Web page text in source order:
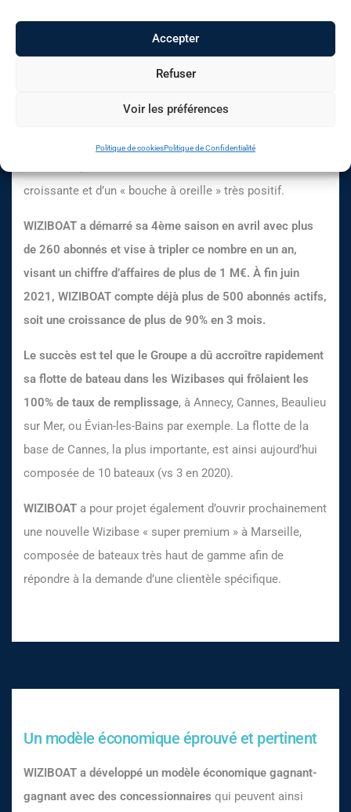
Accepter
Refuser
Voir les préférences
Politique de cookiesPolitique de Confidentialité
membres en 3 mois)
WIZIBOAT entre désormais dans une phase active de
croissante et d’un « bouche à oreille » très positif.
WIZIBOAT a démarré sa 4ème saison en avril avec plus
de 260 abonnés et vise à tripler ce nombre en un an,
visant un chiffre d’affaires de plus de 1 M€. À fin juin
2021, WIZIBOAT compte déjà plus de 500 abonnés actifs,
soit une croissance de plus de 90% en 3 mois.
Le succès est tel que le Groupe a dû accroître rapidement
sa flotte de bateau dans les Wizibases qui frôlaient les
100% de taux de remplissage, à Annecy, Cannes, Beaulieu
sur Mer, ou Évian-les-Bains par exemple. La flotte de la
base de Cannes, la plus importante, est ainsi aujourd’hui
composée de 10 bateaux (vs 3 en 2020).
WIZIBOAT a pour projet également d’ouvrir prochainement
une nouvelle Wizibase « super premium » à Marseille,
composée de bateaux très haut de gamme afin de
répondre à la demande d’une clientèle spécifique.
Un modèle économique éprouvé et pertinent
WIZIBOAT a développé un modèle économique gagnant-
gagnant avec des concessionnaires qui peuvent ainsi